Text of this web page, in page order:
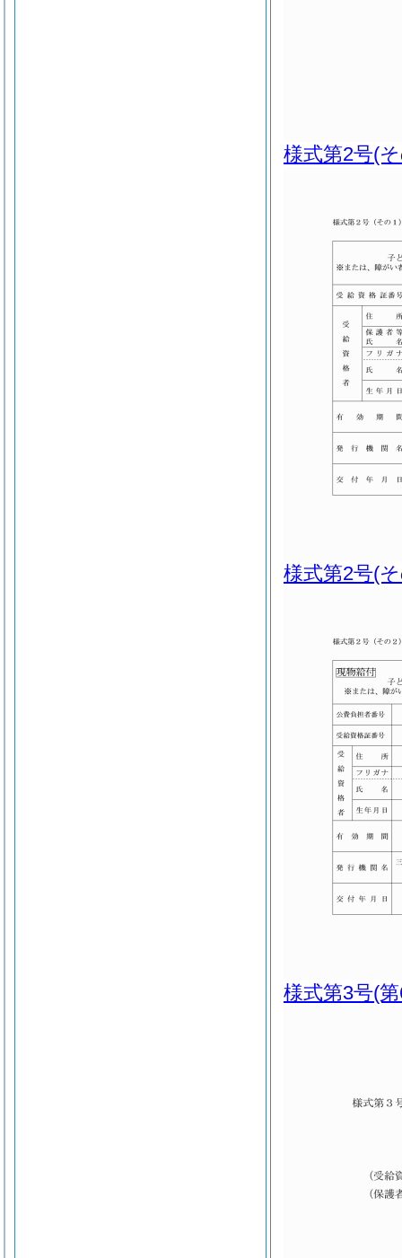
様式第2号(
様式第2号(
様式第3号(